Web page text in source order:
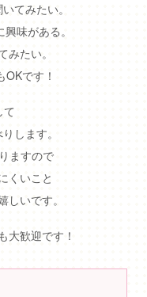
てみたい。
味がある。
みたい。
です！
します。
ますので
くいこと
いです。
大歓迎です！